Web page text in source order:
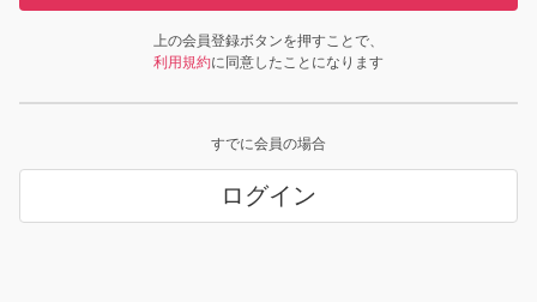
上の会員登録ボタンを押すことで、
利用規約に同意したことになります
すでに会員の場合
ログイン